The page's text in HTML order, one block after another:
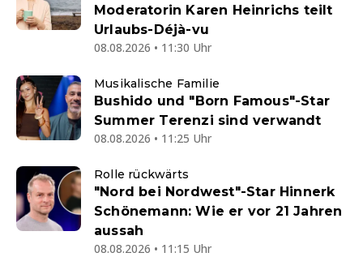
Moderatorin Karen Heinrichs teilt
Urlaubs-Déjà-vu
08.08.2026 • 11:30 Uhr
Musikalische Familie
Bushido und "Born Famous"-Star
Summer Terenzi sind verwandt
08.08.2026 • 11:25 Uhr
Rolle rückwärts
"Nord bei Nordwest"-Star Hinnerk
Schönemann: Wie er vor 21 Jahren
aussah
08.08.2026 • 11:15 Uhr